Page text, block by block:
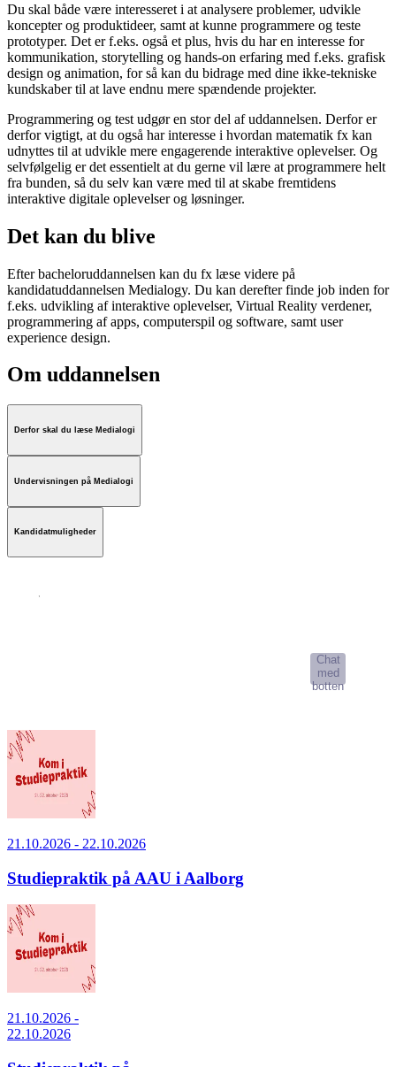
Du skal både være interesseret i at analysere problemer, udvikle
koncepter og produktideer, samt at kunne programmere og teste
prototyper. Det er f.eks. også et plus, hvis du har en interesse for
kommunikation, storytelling og hands-on erfaring med f.eks. grafisk
design og animation, for så kan du bidrage med dine ikke-tekniske
kundskaber til at lave endnu mere spændende projekter.
Programmering og test udgør en stor del af uddannelsen. Derfor er
derfor vigtigt, at du også har interesse i hvordan matematik fx kan
udnyttes til at udvikle mere engagerende interaktive oplevelser. Og
selvfølgelig er det essentielt at du gerne vil lære at programmere helt
fra bunden, så du selv kan være med til at skabe fremtidens
interaktive digitale oplevelser og løsninger.
Det kan du blive
Efter bacheloruddannelsen kan du fx læse videre på
kandidatuddannelsen Medialogy. Du kan derefter finde job inden for
f.eks. udvikling af interaktive oplevelser, Virtual Reality verdener,
programmering af apps, computerspil og software, samt user
experience design.
Om uddannelsen
Derfor skal du læse Medialogi
Undervisningen på Medialogi
Kandidatmuligheder
Chat
med
botten
21.10.2026 - 22.10.2026
Studiepraktik på AAU i Aalborg
21.10.2026 -
22.10.2026